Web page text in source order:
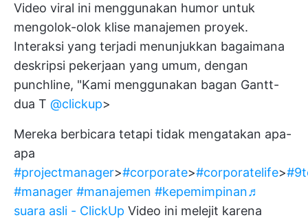
Video viral ini menggunakan humor untuk
mengolok-olok klise manajemen proyek.
Interaksi yang terjadi menunjukkan bagaimana
deskripsi pekerjaan yang umum, dengan
punchline, "Kami menggunakan bagan Gantt-
dua T @clickup>
Mereka berbicara tetapi tidak mengatakan apa-
apa
#projectmanager>#corporate>#corporatelife>
#manager #manajemen #kepemimpinan♬
suara asli - ClickUp Video ini melejit karena